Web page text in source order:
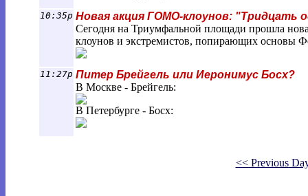
10:35p Новая акция ГОМО-клоунов: "Тридцать
Сегодня на Триумфальной площади прошла
клоунов и экстремистов, попирающих основы
11:27p Питер Брейгель или Иеронимус Босх?
В Москве - Брейгель:
В Петербурге - Босх:
<< Previous